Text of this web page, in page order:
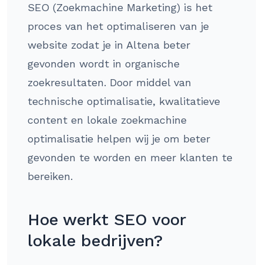
SEO (Zoekmachine Marketing) is het
proces van het optimaliseren van je
website zodat je in Altena beter
gevonden wordt in organische
zoekresultaten. Door middel van
technische optimalisatie, kwalitatieve
content en lokale zoekmachine
optimalisatie helpen wij je om beter
gevonden te worden en meer klanten te
bereiken.
Hoe werkt SEO voor
lokale bedrijven?